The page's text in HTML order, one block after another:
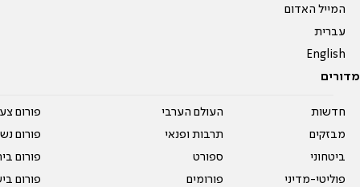
המייל האדום
עברית
English
מדורים
חדשות
מבזקים
ביטחוני
פוליטי-מדיני
העולם הערבי
תרבות ופנאי
ספורט
פורומים
פורום
פורום
פורום
פורום